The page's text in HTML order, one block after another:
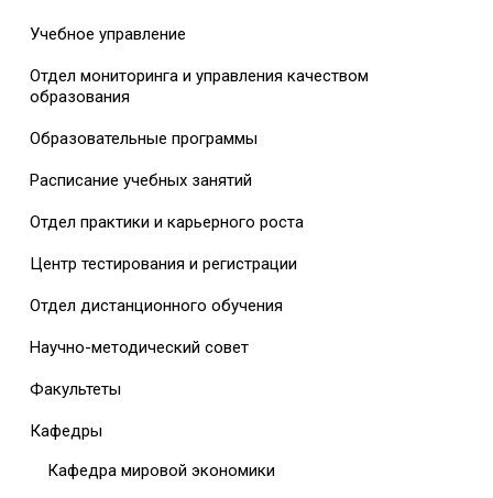
Учебное управление
Отдел мониторинга и управления качеством
образования
Образовательные программы
Расписание учебных занятий
Отдел практики и карьерного роста
Центр тестирования и регистрации
Отдел дистанционного обучения
Научно-методический совет
Факультеты
Кафедры
Кафедра мировой экономики